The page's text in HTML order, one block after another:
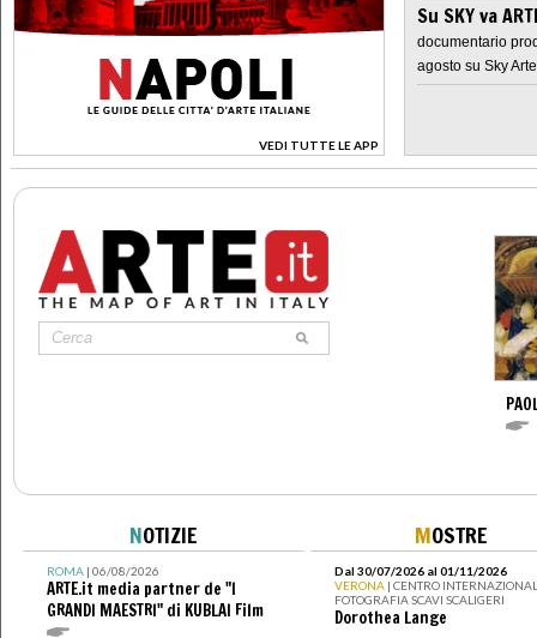
VEDI TUTTE LE APP
>
Su SKY va
documentario
agosto su Sky Arte
NOTIZIE
ROMA| 06/08/2026
ARTE.it media partner de "I
GRANDI MAESTRI" di KUBLAI Film
MOSTRE
Dal 30/07/2026 al 01/11/2026
VERONA | CENTRO
FOTOGRAFIA SCAVI SCALIGERI
Dorothea Lange